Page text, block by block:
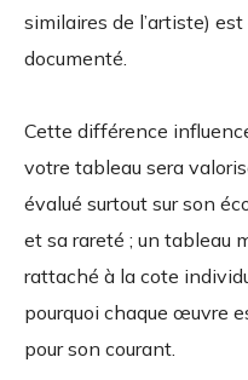
similaires de l’artiste)
documenté.
Cette différence
votre tableau sera
évalué surtout sur son
et sa rareté ; un tableau
rattaché à la cote
pourquoi chaque œuvre
pour son courant.